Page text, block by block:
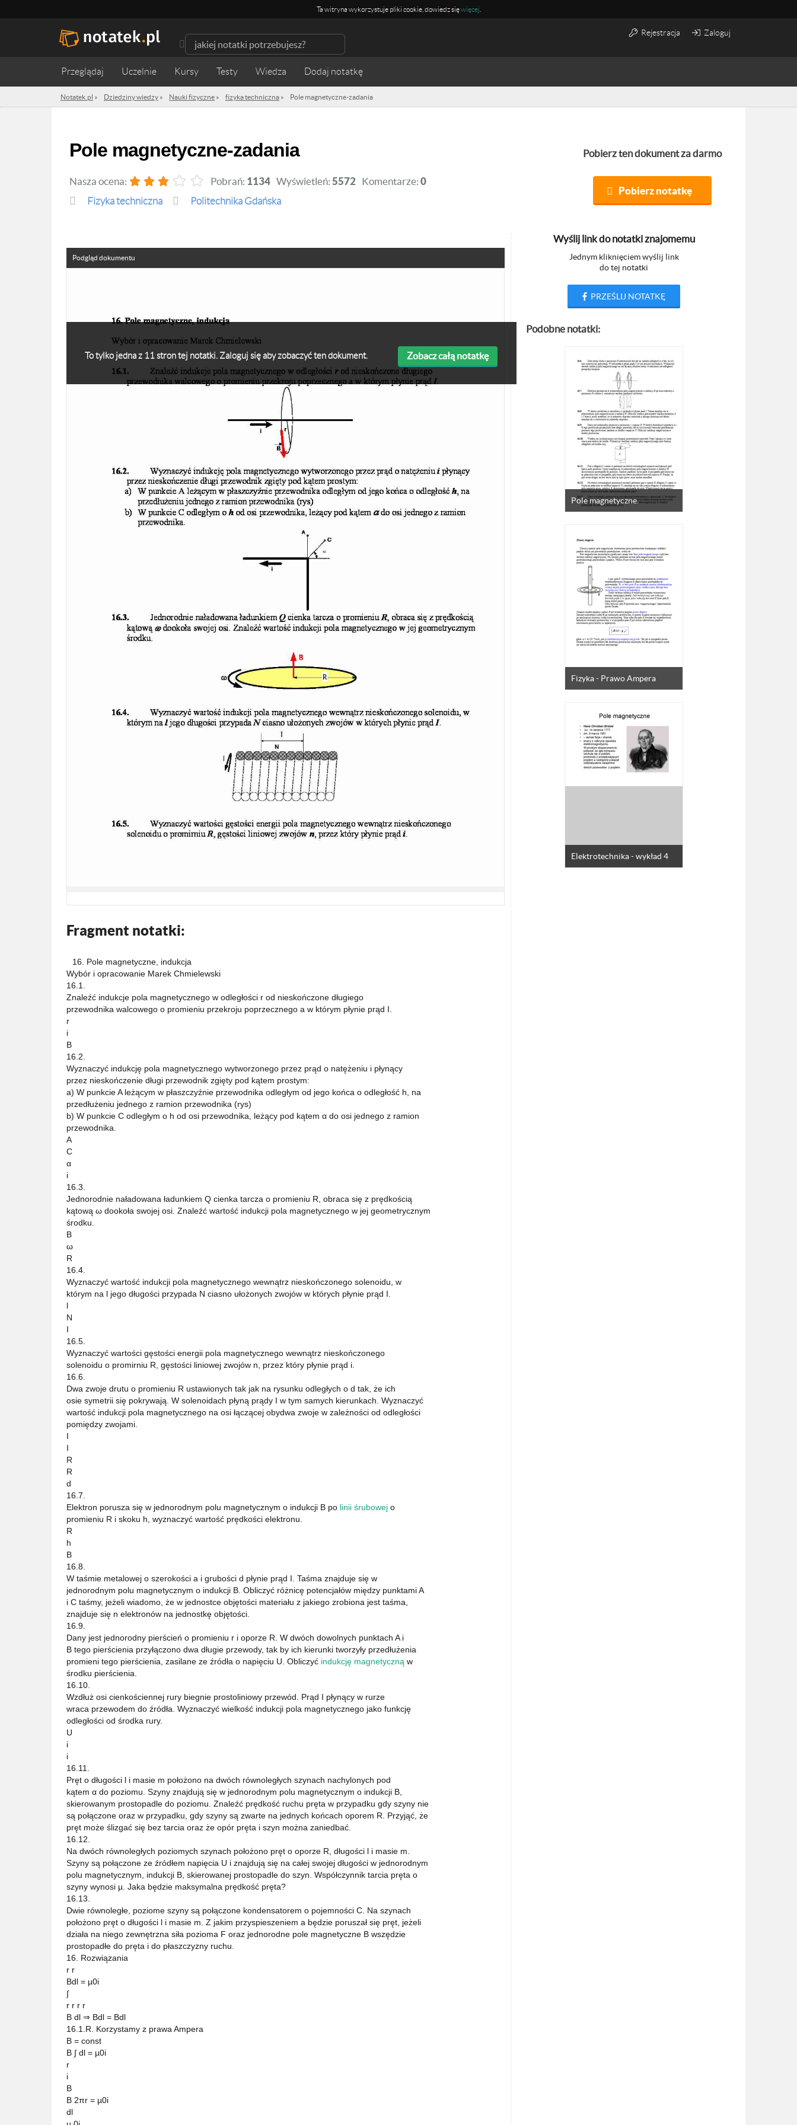
Ta witryna wykorzystuje pliki cookie, dowiedz sięwięcej
Rejestracja Zaloguj
Przeglądaj Uczelnie Kursy Testy Wiedza
Notatek.pl » Dziedziny wiedzy » Nauki fizyczne » fizyka techniczna » Pole magnetyczne-zadania
Pole magnetyczne-zadania
Nasza ocena: Pobrań: 1134 Wyświetleń: 5572 Komentarze: 0
fizyka techniczna Politechnika Gdańska
Pobierz ten dokument za darmo
Pobierz notatkę
To tylko jedna z 11 stron tej notatki. Zaloguj się aby zobaczyć ten dokument. Zobacz całą notatkę
Podgląd dokumentu
Fragment notatki:
16. Pole magnetyczne, indukcja
Wybór i opracowanie Marek Chmielewski
16.1.
Znaleźć indukcje pola magnetycznego w odległości r od nieskończone długiego
przewodnika walcowego o promieniu przekroju poprzecznego a w którym płynie prąd I.
r
i
B
16.2.
Wyznaczyć indukcję pola magnetycznego wytworzonego przez prąd o natężeniu i płynący
przez nieskończenie długi przewodnik zgięty pod kątem prostym:
a) W punkcie A leżącym w płaszczyźnie przewodnika odległym od jego końca o odległość h, na
przedłużeniu jednego z ramion przewodnika (rys)
b) W punkcie C odległym o h od osi przewodnika, leżący pod kątem α do osi jednego z ramion
przewodnika.
A
C
α
i
16.3.
Jednorodnie naładowana ładunkiem Q cienka tarcza o promieniu R, obraca się z prędkością
kątową ω dookoła swojej osi. Znaleźć wartość indukcji pola magnetycznego w jej geometrycznym
środku.
B
ω
R
16.4.
Wyznaczyć wartość indukcji pola magnetycznego wewnątrz nieskończonego solenoidu, w
którym na l jego długości przypada N ciasno ułożonych zwojów w których płynie prąd I.
l
N
I
16.5.
Wyznaczyć wartości gęstości energii pola magnetycznego wewnątrz nieskończonego
solenoidu o promirniu R, gęstości liniowej zwojów n, przez który płynie prąd i.
16.6.
Dwa zwoje drutu o promieniu R ustawionych tak jak na rysunku odległych o d tak, że ich
osie symetrii się pokrywają. W solenoidach płyną prądy I w tym samych kierunkach. Wyznaczyć
wartość indukcji pola magnetycznego na osi łączącej obydwa zwoje w zależności od odległości
pomiędzy zwojami.
I
I
R
R
d
16.7.
Elektron porusza się w jednorodnym polu magnetycznym o indukcji B po linii śrubowej o
promieniu R i skoku h, wyznaczyć wartość prędkości elektronu.
R
h
B
16.8.
W taśmie metalowej o szerokości a i grubości d płynie prąd I. Taśma znajduje się w
jednorodnym polu magnetycznym o indukcji B. Obliczyć różnicę potencjałów między punktami A
i C taśmy, jeżeli wiadomo, że w jednostce objętości materiału z jakiego zrobiona jest taśma,
znajduje się n elektronów na jednostkę objętości.
16.9.
Dany jest jednorodny pierścień o promieniu r i oporze R. W dwóch dowolnych punktach A i
B tego pierścienia przyłączono dwa długie przewody, tak by ich kierunki tworzyły przedłużenia
promieni tego pierścienia, zasilane ze źródła o napięciu U. Obliczyć indukcję magnetyczną w
środku pierścienia.
16.10.
Wzdłuż osi cienkościennej rury biegnie prostoliniowy przewód. Prąd I płynący w rurze
wraca przewodem do źródła. Wyznaczyć wielkość indukcji pola magnetycznego jako funkcję
odległości od środka rury.
U
i
i
16.11.
Pręt o długości l i masie m położono na dwóch równoległych szynach nachylonych pod
kątem α do poziomu. Szyny znajdują się w jednorodnym polu magnetycznym o indukcji B,
skierowanym prostopadle do poziomu. Znaleźć prędkość ruchu pręta w przypadku gdy szyny nie
są połączone oraz w przypadku, gdy szyny są zwarte na jednych końcach oporem R. Przyjąć, że
pręt może ślizgać się bez tarcia oraz że opór pręta i szyn można zaniedbać.
16.12.
Na dwóch równoległych poziomych szynach położono pręt o oporze R, długości l i masie m.
Szyny są połączone ze źródłem napięcia U i znajdują się na całej swojej długości w jednorodnym
polu magnetycznym, indukcji B, skierowanej prostopadle do szyn. Współczynnik tarcia pręta o
szyny wynosi µ. Jaka będzie maksymalna prędkość pręta?
16.13.
Dwie równoległe, poziome szyny są połączone kondensatorem o pojemności C. Na szynach
położono pręt o długości l i masie m. Z jakim przyspieszeniem a będzie poruszał się pręt, jeżeli
działa na niego zewnętrzna siła pozioma F oraz jednorodne pole magnetyczne B wszędzie
prostopadłe do pręta i do płaszczyzny ruchu.
16. Rozwiązania
r r
Bdl = µ0i
∫
r r r r
B dl ⇒ Bdl = Bdl
16.1.R. Korzystamy z prawa Ampera
B = const
B ∫ dl = µ0i
r
i
B
B 2πr = µ0i
dl
Wyślij link do notatki znajomemu
Jednym kliknięciem wyślij link
do tej notatki
PRZEŚLIJ NOTATKĘ
Podobne notatki:
Pole magnetyczne.
Fizyka - Prawo Ampera
Elektrotechnika - wykład 4